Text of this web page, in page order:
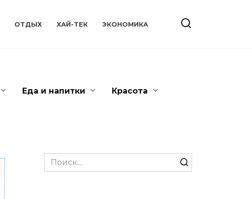
ОТДЫХ ХАЙ-ТЕК ЭКОНОМИКА
Еда и напитки Красота
Search
for: